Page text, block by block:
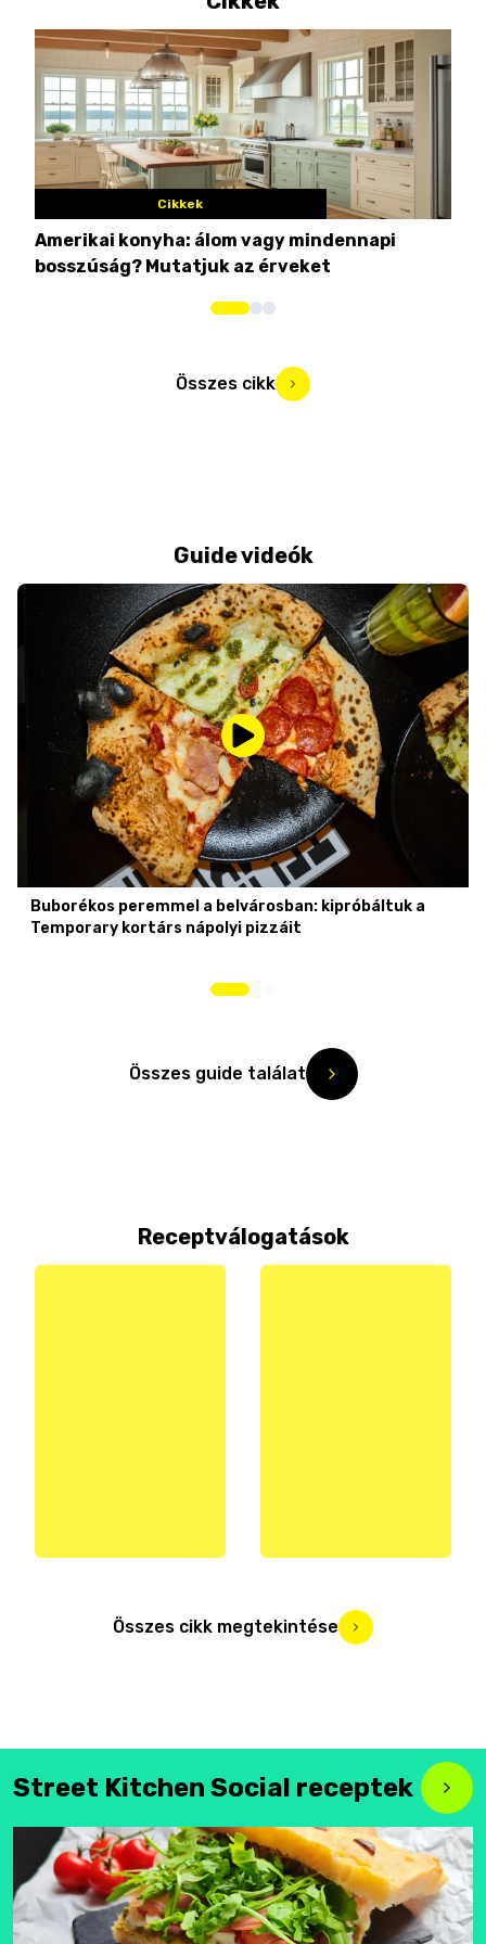
Cikkek
Amerikai konyha: álom vagy mindennapi
bosszúság? Mutatjuk az érveket
Összes cikk
Guide videók
Buborékos peremmel a belvárosban: kipróbáltuk a
Temporary kortárs nápolyi pizzáit
Összes guide találat
Receptválogatások
Összes cikk megtekintése
Street Kitchen Social receptek